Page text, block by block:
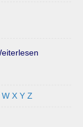
W X Y Z